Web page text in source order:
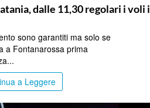
dalle 11,30 regolari i voli
sono garantiti ma solo se
a Fontanarossa prima
a Leggere